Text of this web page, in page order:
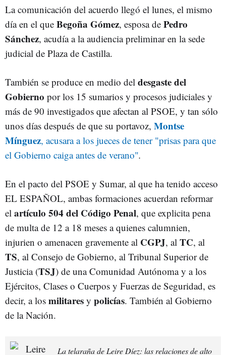
La comunicación del acuerdo llegó el lunes, el mismo
día en el que Begoña Gómez, esposa de Pedro
Sánchez, acudía a la audiencia preliminar en la sede
judicial de Plaza de Castilla.
También se produce en medio del desgaste del
Gobierno por los 15 sumarios y procesos judiciales y
más de 90 investigados que afectan al PSOE, y tan sólo
unos días después de que su portavoz, Montse
Mínguez, acusara a los jueces de tener "prisas para que
el Gobierno caiga antes de verano".
En el pacto del PSOE y Sumar, al que ha tenido acceso
EL ESPAÑOL, ambas formaciones acuerdan reformar
el artículo 504 del Código Penal, que explicita pena
de multa de 12 a 18 meses a quienes calumnien,
injurien o amenacen gravemente al CGPJ, al TC, al
TS, al Consejo de Gobierno, al Tribunal Superior de
Justicia (TSJ) de una Comunidad Autónoma y a los
Ejércitos, Clases o Cuerpos y Fuerzas de Seguridad, es
decir, a los militares y policías. También al Gobierno
de la Nación.
La telaraña de Leire Díez: las relaciones de alto